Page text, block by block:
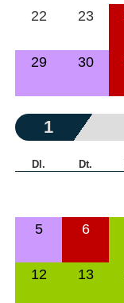
22 23
29 30
1
Dl. Dt.
5 6
12 13